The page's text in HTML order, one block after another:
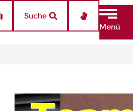
Suche
Menü